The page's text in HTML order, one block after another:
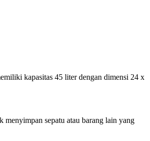
kapasitas 45 liter dengan dimensi 24 x
sepatu atau barang lain yang